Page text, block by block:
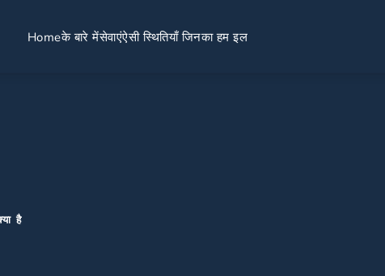
Homeके बारे मेंसेवाएंऐसी स्थितियाँ जिनका हम इल
है